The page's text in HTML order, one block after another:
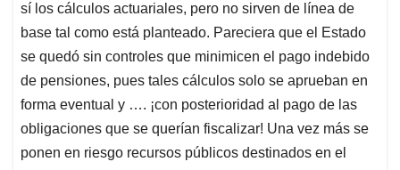
sí los cálculos actuariales, pero no sirven de línea de
base tal como está planteado. Pareciera que el Estado
se quedó sin controles que minimicen el pago indebido
de pensiones, pues tales cálculos solo se aprueban en
forma eventual y …. ¡con posterioridad al pago de las
obligaciones que se querían fiscalizar! Una vez más se
ponen en riesgo recursos públicos destinados en el